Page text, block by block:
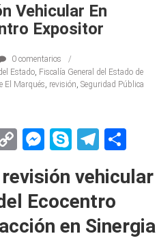
Vehicular En
Expositor
0 comentarios
Estado Fiscalía General del Estado de
El Marqués revisión ,Seguridad Pública
CopyMessenger
Skype
revisión vehicular
Ecocentro
en Sinergia